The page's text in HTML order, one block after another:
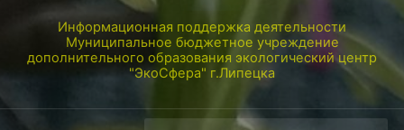
Информационная поддержка деятельности
Муниципальное бюджетное учреждение
дополнительного образования экологический центр
"ЭкоСфера" г.Липецка